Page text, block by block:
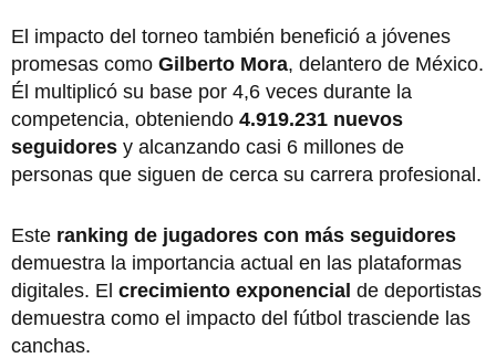
El impacto del torneo también benefició a jóvenes
promesas como Gilberto Mora, delantero de México.
Él multiplicó su base por 4,6 veces durante la
competencia, obteniendo 4.919.231 nuevos
seguidores y alcanzando casi 6 millones de
personas que siguen de cerca su carrera profesional.
Este ranking de jugadores con más seguidores
demuestra la importancia actual en las plataformas
digitales. El crecimiento exponencial de deportistas
demuestra como el impacto del fútbol trasciende las
canchas.